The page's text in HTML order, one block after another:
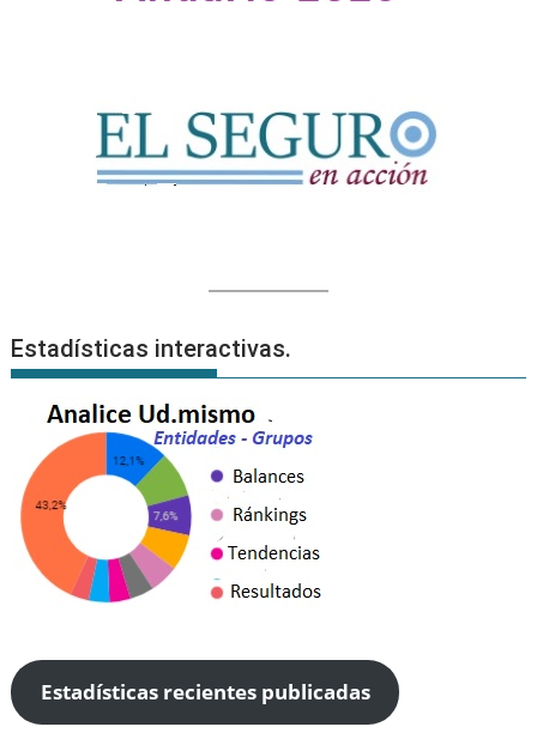
Estadísticas interactivas.
Estadísticas recientes publicadas